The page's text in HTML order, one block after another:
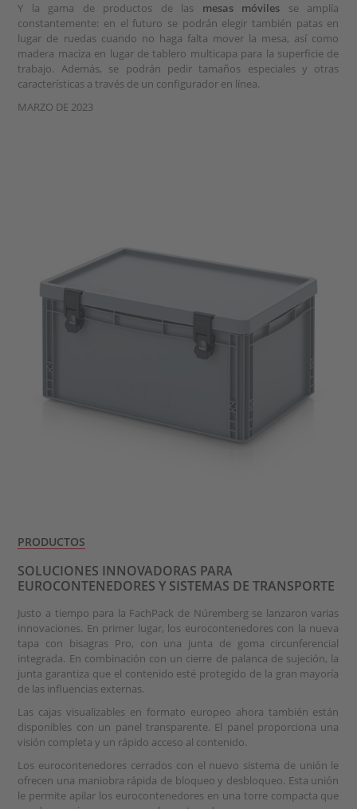
Y la gama de productos de las mesas móviles se amplía
constantemente: en el futuro se podrán elegir también patas en
lugar de ruedas cuando no haga falta mover la mesa, así como
madera maciza en lugar de tablero multicapa para la superficie de
trabajo. Además, se podrán pedir tamaños especiales y otras
características a través de un configurador en línea.
MARZO DE 2023
PRODUCTOS
SOLUCIONES INNOVADORAS PARA
EUROCONTENEDORES Y SISTEMAS DE TRANSPORTE
Justo a tiempo para la FachPack de Núremberg se lanzaron varias
innovaciones. En primer lugar, los eurocontenedores con la nueva
tapa con bisagras Pro, con una junta de goma circunferencial
integrada. En combinación con un cierre de palanca de sujeción, la
junta garantiza que el contenido esté protegido de la gran mayoría
de las influencias externas.
Las cajas visualizables en formato europeo ahora también están
disponibles con un panel transparente. El panel proporciona una
visión completa y un rápido acceso al contenido.
Los eurocontenedores cerrados con el nuevo sistema de unión le
ofrecen una maniobra rápida de bloqueo y desbloqueo. Esta unión
le permite apilar los eurocontenedores en una torre compacta que